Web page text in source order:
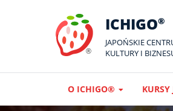
ICHIGO®
JAPOŃSKIE
KULTURY I
O ICHIGO®